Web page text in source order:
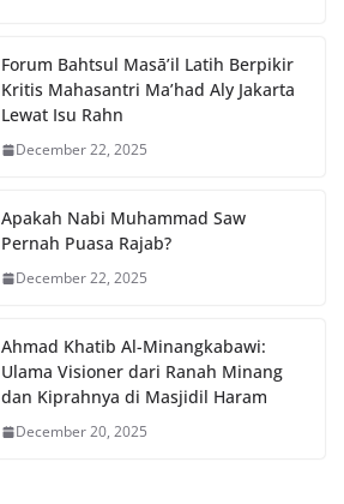
Forum Bahtsul Masā’il Latih Berpikir
Kritis Mahasantri Ma’had Aly Jakarta
Lewat Isu Rahn
December 22, 2025
Apakah Nabi Muhammad Saw
Pernah Puasa Rajab?
December 22, 2025
Ahmad Khatib Al-Minangkabawi:
Ulama Visioner dari Ranah Minang
dan Kiprahnya di Masjidil Haram
December 20, 2025